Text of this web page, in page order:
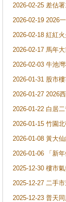
2026-02-25 差估
2026-02-19 2026
2026-02-18 紅紅
2026-02-17 馬年
2026-02-03 牛池
2026-01-31 股市
2026-01-27 2026
2026-01-22 白居
2026-01-15 竹園
2026-01-08 黃大
2026-01-06 「新
2025-12-30 樓市
2025-12-27 二手
2025-12-23 普天